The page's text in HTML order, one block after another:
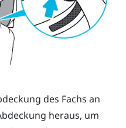
des Fachs an
heraus, um